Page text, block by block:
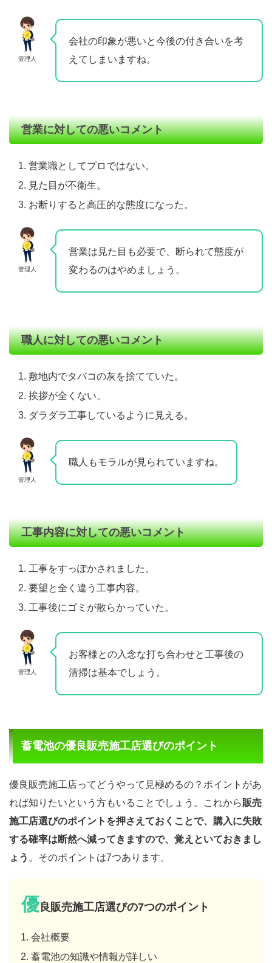
管理人
会社の印象が悪いと今後の付き合いを考
えてしまいますね。
営業に対しての悪いコメント
営業職としてプロではない。
見た目が不衛生。
お断りすると高圧的な態度になった。
管理人
営業は見た目も必要で、断られて態度が
変わるのはやめましょう。
職人に対しての悪いコメント
敷地内でタバコの灰を捨てていた。
挨拶が全くない。
ダラダラ工事しているように見える。
管理人
職人もモラルが見られていますね。
工事内容に対しての悪いコメント
工事をすっぽかされました。
要望と全く違う工事内容。
工事後にゴミが散らかっていた。
管理人
お客様との入念な打ち合わせと工事後の
清掃は基本でしょう。
蓄電池の優良販売施工店選びのポイント
優良販売施工店ってどうやって見極めるの？ポイントがあ
れば知りたいという方もいることでしょう。これから販売
施工店選びのポイントを押さえておくことで、購入に失敗
する確率は断然へ減ってきますので、覚えといておきまし
ょう 。そのポイントは7つあります。
優 良販売施工店選びの7つのポイント
会社概要
蓄電池の知識や情報が詳しい